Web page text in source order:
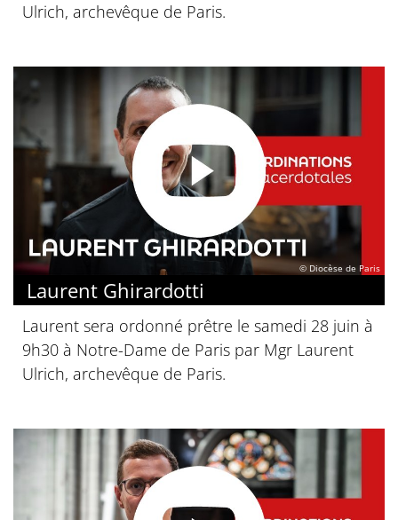
Ulrich, archevêque de Paris.
© Diocèse de Paris
Laurent Ghirardotti
Laurent sera ordonné prêtre le samedi 28 juin à
9h30 à Notre-Dame de Paris par Mgr Laurent
Ulrich, archevêque de Paris.